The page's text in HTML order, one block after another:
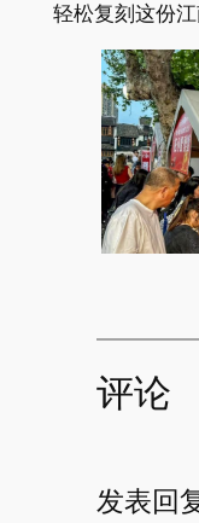
轻松复刻这份江
评论
发表回